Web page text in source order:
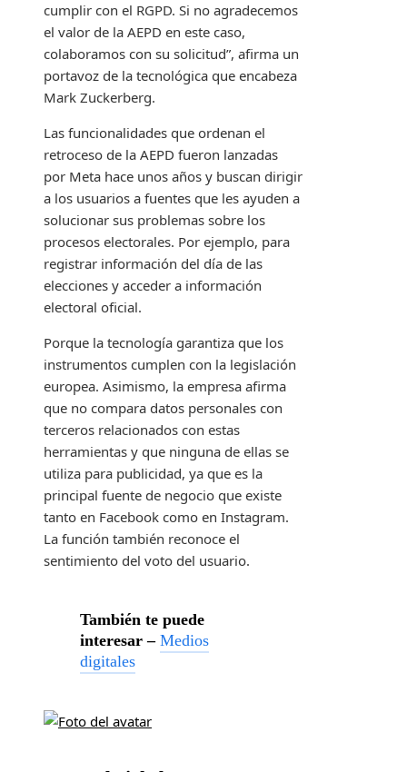
cumplir con el RGPD. Si no agradecemos
el valor de la AEPD en este caso,
colaboramos con su solicitud”, afirma un
portavoz de la tecnológica que encabeza
Mark Zuckerberg.
Las funcionalidades que ordenan el
retroceso de la AEPD fueron lanzadas
por Meta hace unos años y buscan dirigir
a los usuarios a fuentes que les ayuden a
solucionar sus problemas sobre los
procesos electorales. Por ejemplo, para
registrar información del día de las
elecciones y acceder a información
electoral oficial.
Porque la tecnología garantiza que los
instrumentos cumplen con la legislación
europea. Asimismo, la empresa afirma
que no compara datos personales con
terceros relacionados con estas
herramientas y que ninguna de ellas se
utiliza para publicidad, ya que es la
principal fuente de negocio que existe
tanto en Facebook como en Instagram.
La función también reconoce el
sentimiento del voto del usuario.
También te puede
interesar – Medios
digitales